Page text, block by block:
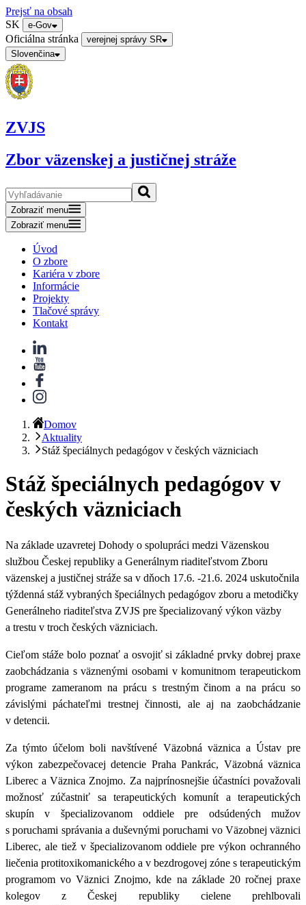
Prejsť na obsah
SK
e-Gov
Oficiálna stránka
verejnej správy SR
Slovenčina
ZVJS
Zbor väzenskej a justičnej stráže
Zobraziť menu
Zobraziť menu
Úvod
O zbore
Kariéra v zbore
Informácie
Projekty
Tlačové správy
Kontakt
Domov
Aktuality
Stáž špeciálnych pedagógov v českých väzniciach
Stáž špeciálnych pedagógov v
českých väzniciach
Na základe uzavretej Dohody o spolupráci medzi Väzenskou
službou Českej republiky a Generálnym riaditeľstvom Zboru
väzenskej a justičnej stráže sa v dňoch 17.6. -21.6. 2024 uskutočnila
týždenná stáž vybraných špeciálnych pedagógov zboru a metodičky
Generálneho riaditeľstva ZVJS pre špecializovaný výkon väzby
a trestu v troch českých väzniciach.
Cieľom stáže bolo poznať a osvojiť si základné prvky dobrej praxe
zaobchádzania s väznenými osobami v komunitnom terapeutickom
programe zameranom na prácu s trestným činom a na prácu so
závislými páchateľmi trestnej činnosti, ale aj na zaobchádzanie
v detencii.
Za týmto účelom boli navštívené Väzobná väznica a Ústav pre
výkon zabezpečovacej detencie Praha Pankrác, Väzobná väznica
Liberec a Väznica Znojmo. Za najprínosnejšie účastníci považovali
možnosť zúčastniť sa terapeutických komunít a terapeutických
skupín v špecializovanom oddiele pre odsúdených mužov
s poruchami správania a duševnými poruchami vo Väzobnej väznici
Liberec, ale tiež v špecializovanom oddiele pre výkon ochranného
liečenia protitoxikomanického a v bezdrogovej zóne s terapeutickým
programom vo Väznici Znojmo, kde na základe 20 ročnej praxe
kolegov z Českej republiky cielene prehlbovali